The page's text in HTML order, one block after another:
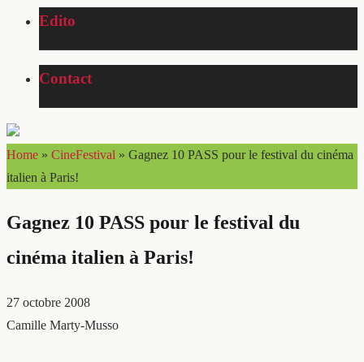
Edito
Contact
Home » CineFestival » Gagnez 10 PASS pour le festival du cinéma
italien à Paris!
Gagnez 10 PASS pour le festival du
cinéma italien à Paris!
27 octobre 2008
Camille Marty-Musso